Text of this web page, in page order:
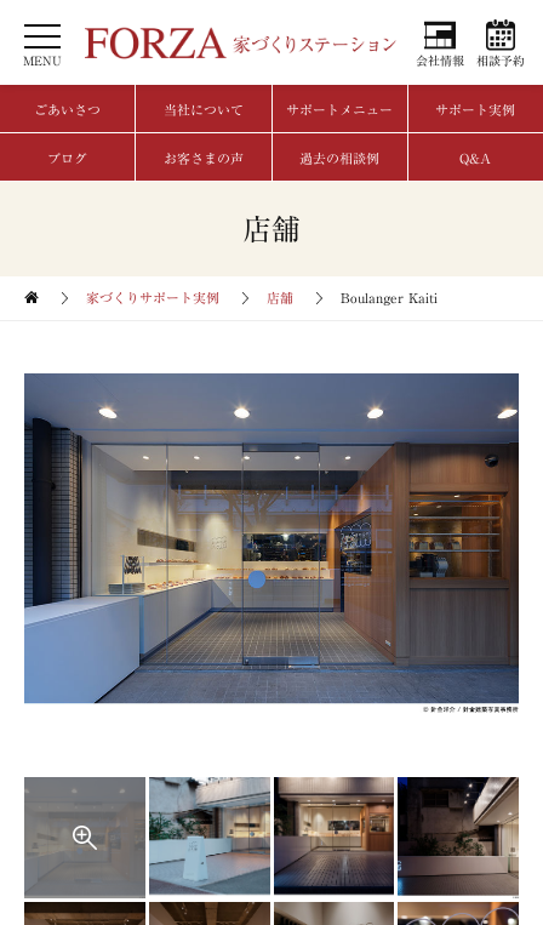
会社情報 相談予約
MENU
ごあいさつ 当社について サポートメニュー サポート実例
ブログ お客さまの声 過去の相談例 Q&A
店舗
家づくりサポート実例 店舗 Boulanger Kaiti